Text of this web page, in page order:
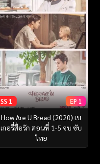
SS 1 EP 1
How Are U Bread (2020) เบ
เกอรี่สื่อรัก ตอนที่ 1-5 จบ ซับ
ไทย